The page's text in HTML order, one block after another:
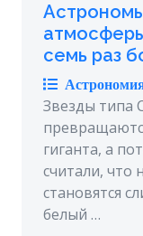
семь раз
Звезды типа
гиганта, а
считали, что
становятся
белый …